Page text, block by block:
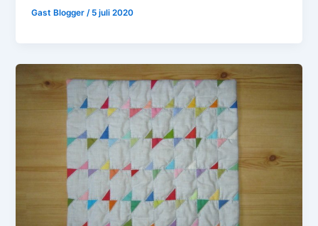
Gast Blogger/ 5 juli 2020